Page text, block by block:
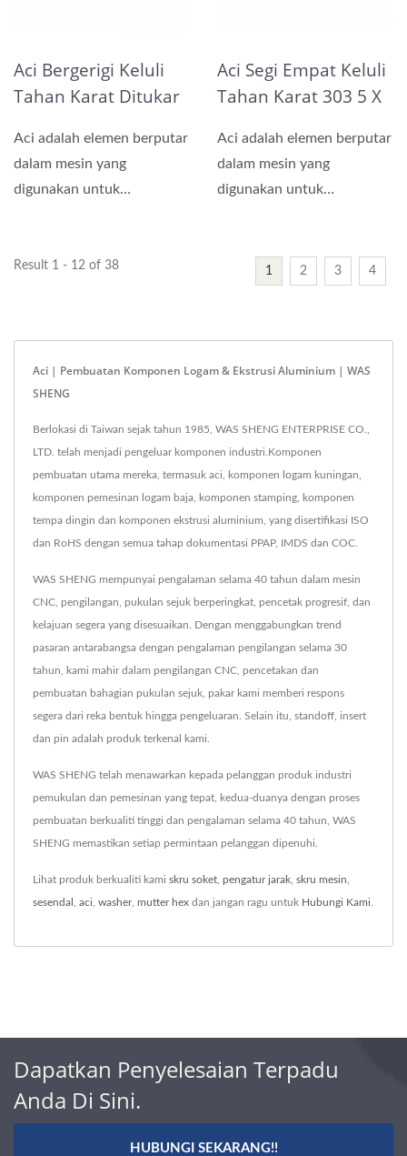
Aci Bergerigi Keluli
Tahan Karat Ditukar
Polos
Aci adalah elemen berputar
dalam mesin yang
digunakan untuk
Aci Segi Empat Keluli
Tahan Karat 303 5 X
Aci adalah elemen berputar
dalam mesin yang
digunakan untuk
Result 1 - 12 of 38 1 2 3 4
Aci | Pembuatan Komponen Logam & Ekstrusi Aluminium | WAS
SHENG
Berlokasi di Taiwan sejak tahun 1985, WAS SHENG ENTERPRISE CO.,
LTD. telah menjadi pengeluar komponen industri.Komponen
pembuatan utama mereka, termasuk aci, komponen logam kuningan,
komponen pemesinan logam baja, komponen stamping, komponen
tempa dingin dan komponen ekstrusi aluminium, yang disertifikasi ISO
dan RoHS dengan semua tahap dokumentasi PPAP, IMDS dan COC.
WAS SHENG mempunyai pengalaman selama 40 tahun dalam mesin
CNC, pengilangan, pukulan sejuk berperingkat, pencetak progresif, dan
kelajuan segera yang disesuaikan. Dengan menggabungkan trend
pasaran antarabangsa dengan pengalaman pengilangan selama 30
tahun, kami mahir dalam pengilangan CNC, pencetakan dan
pembuatan bahagian pukulan sejuk, pakar kami memberi respons
segera dari reka bentuk hingga pengeluaran. Selain itu, standoff, insert
dan pin adalah produk terkenal kami.
WAS SHENG telah menawarkan kepada pelanggan produk industri
pemukulan dan pemesinan yang tepat, kedua-duanya dengan proses
pembuatan berkualiti tinggi dan pengalaman selama 40 tahun, WAS
SHENG memastikan setiap permintaan pelanggan dipenuhi.
Lihat produk berkualiti kami skru soket pengatur jarak skru mesin
sesendal aci washer, mutter hex dan jangan ragu untuk Hubungi Kami
Dapatkan Penyelesaian Terpadu
Anda Di Sini.
HUBUNGI SEKARANG!!